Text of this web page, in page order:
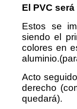
El PVC
Estos se
siendo el
colores en
Acto
derecho
quedará).